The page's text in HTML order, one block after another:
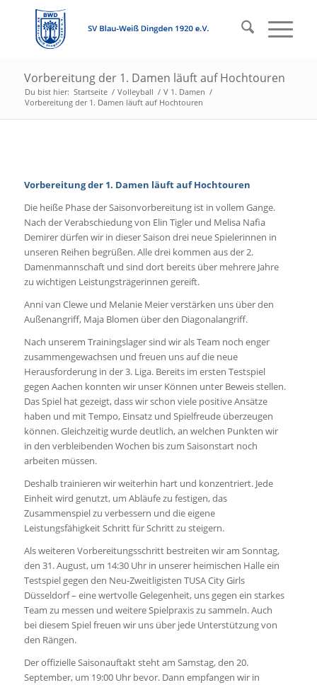
Vorbereitung der 1. Damen läuft auf Hochtouren
Du bist hier: Startseite / Volleyball / V 1. Damen /
Vorbereitung der 1. Damen läuft auf Hochtouren
Vorbereitung der 1. Damen läuft auf Hochtouren
Die heiße Phase der Saisonvorbereitung ist in vollem Gange.
Nach der Verabschiedung von Elin Tigler und Melisa Nafia
Demirer dürfen wir in dieser Saison drei neue Spielerinnen in
unseren Reihen begrüßen. Alle drei kommen aus der 2.
Damenmannschaft und sind dort bereits über mehrere Jahre
zu wichtigen Leistungsträgerinnen gereift.
Anni van Clewe und Melanie Meier verstärken uns über den
Außenangriff, Maja Blomen über den Diagonalangriff.
Nach unserem Trainingslager sind wir als Team noch enger
zusammengewachsen und freuen uns auf die neue
Herausforderung in der 3. Liga. Bereits im ersten Testspiel
gegen Aachen konnten wir unser Können unter Beweis stellen.
Das Spiel hat gezeigt, dass wir schon viele positive Ansätze
haben und mit Tempo, Einsatz und Spielfreude überzeugen
können. Gleichzeitig wurde deutlich, an welchen Punkten wir
in den verbleibenden Wochen bis zum Saisonstart noch
arbeiten müssen.
Deshalb trainieren wir weiterhin hart und konzentriert. Jede
Einheit wird genutzt, um Abläufe zu festigen, das
Zusammenspiel zu verbessern und die eigene
Leistungsfähigkeit Schritt für Schritt zu steigern.
Als weiteren Vorbereitungsschritt bestreiten wir am Sonntag,
den 31. August, um 14:30 Uhr in unserer heimischen Halle ein
Testspiel gegen den Neu-Zweitligisten TUSA City Girls
Düsseldorf – eine wertvolle Gelegenheit, uns gegen ein starkes
Team zu messen und weitere Spielpraxis zu sammeln. Auch
bei diesem Spiel freuen wir uns über jede Unterstützung von
den Rängen.
Der offizielle Saisonauftakt steht am Samstag, den 20.
September, um 19:00 Uhr bevor. Dann empfangen wir in